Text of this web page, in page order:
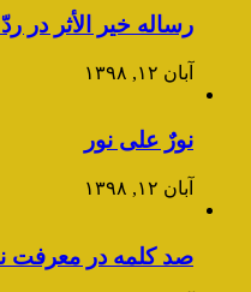
رساله خیر الأثر در
آبان ۱۲, ۱۳۹۸
نورٌ علی نور
آبان ۱۲, ۱۳۹۸
صد کلمه در معرفت